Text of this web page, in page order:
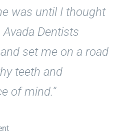
was until I thought
Dentists
set me on a road
teeth and
of mind.”